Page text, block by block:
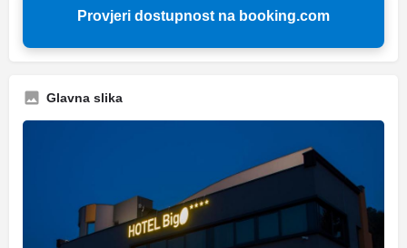
Provjeri dostupnost na booking.com
Glavna slika